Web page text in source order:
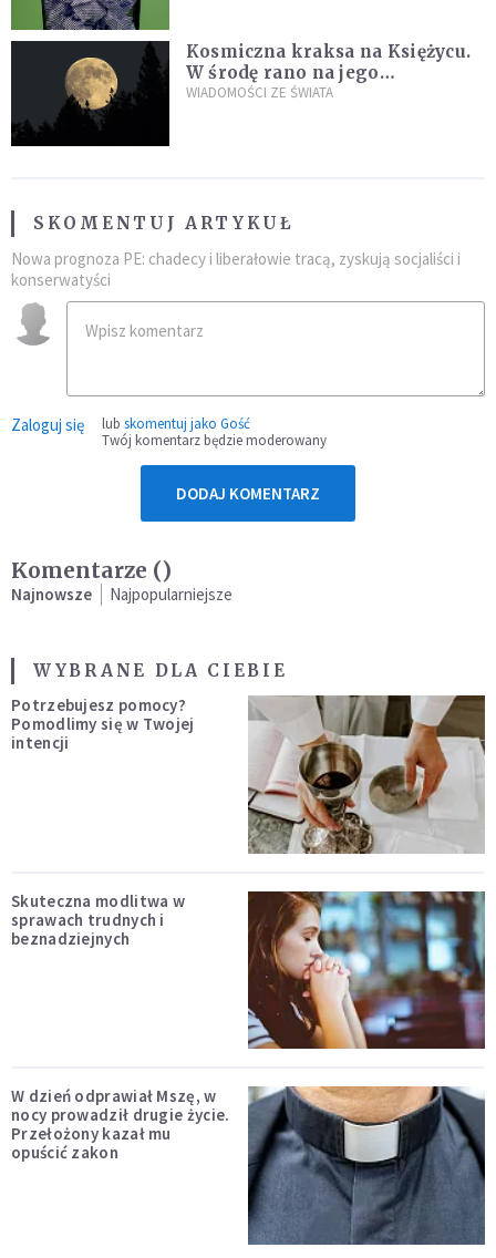
Kosmiczna kraksa na Księżycu.
W środę rano na jego
powierzchni dojdzie do
WIADOMOŚCI ZE ŚWIATA
SKOMENTUJ ARTYKUŁ
Nowa prognoza PE: chadecy i liberałowie tracą, zyskują socjaliści i
konserwatyści
Zaloguj się lub skomentuj jako Gość
Twój komentarz będzie moderowany
DODAJ KOMENTARZ
Komentarze ()
Najnowsze Najpopularniejsze
WYBRANE DLA CIEBIE
Potrzebujesz pomocy?
Pomodlimy się w Twojej
intencji
Skuteczna modlitwa w
sprawach trudnych i
beznadziejnych
W dzień odprawiał Mszę, w
nocy prowadził drugie życie.
Przełożony kazał mu
opuścić zakon